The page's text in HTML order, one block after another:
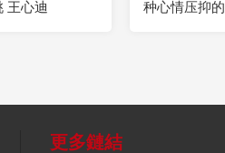
王心迪
种心情压抑
更多鏈結